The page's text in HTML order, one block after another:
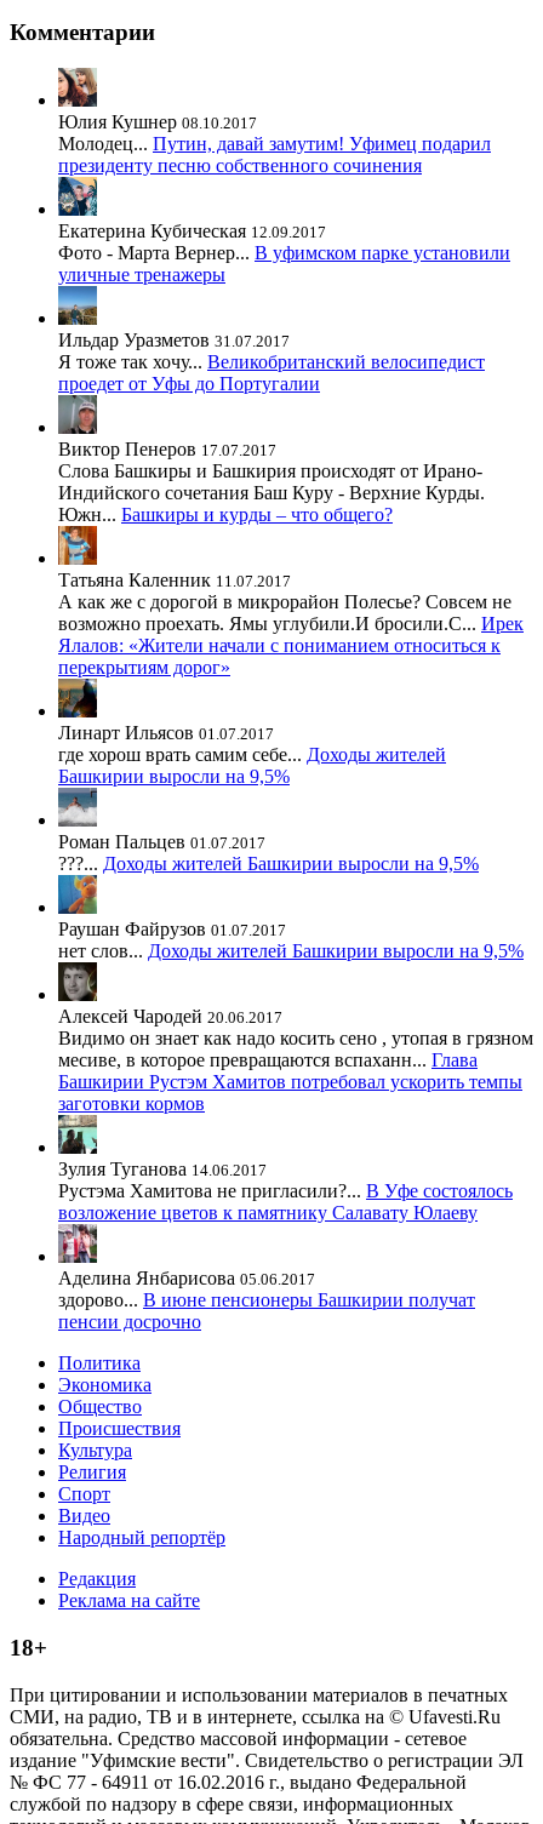
Комментарии
Юлия Кушнер 08.10.2017
Молодец... Путин, давай замутим! Уфимец подарил
президенту песню собственного сочинения
Екатерина Кубическая 12.09.2017
Фото - Марта Вернер... В уфимском парке установили
уличные тренажеры
Ильдар Уразметов 31.07.2017
Я тоже так хочу... Великобританский велосипедист
проедет от Уфы до Португалии
Виктор Пенеров 17.07.2017
Слова Башкиры и Башкирия происходят от Ирано-
Индийского сочетания Баш Куру - Верхние Курды.
Южн... Башкиры и курды – что общего?
Татьяна Каленник 11.07.2017
А как же с дорогой в микрорайон Полесье? Совсем не
возможно проехать. Ямы углубили.И бросили.С... Ирек
Ялалов: «Жители начали с пониманием относиться к
перекрытиям дорог»
Линарт Ильясов 01.07.2017
где хорош врать самим себе... Доходы жителей
Башкирии выросли на 9,5%
Роман Пальцев 01.07.2017
???... Доходы жителей Башкирии выросли на 9,5%
Раушан Файрузов 01.07.2017
нет слов... Доходы жителей Башкирии выросли на 9,5%
Алексей Чародей 20.06.2017
Видимо он знает как надо косить сено , утопая в грязном
месиве, в которое превращаются вспаханн... Глава
Башкирии Рустэм Хамитов потребовал ускорить темпы
заготовки кормов
Зулия Туганова 14.06.2017
Рустэма Хамитова не пригласили?... В Уфе состоялось
возложение цветов к памятнику Салавату Юлаеву
Аделина Янбарисова 05.06.2017
здорово... В июне пенсионеры Башкирии получат
пенсии досрочно
Политика
Экономика
Общество
Происшествия
Культура
Религия
Спорт
Видео
Народный репортёр
Редакция
Реклама на сайте
18+
При цитировании и использовании материалов в печатных
СМИ, на радио, ТВ и в интернете, ссылка на © Ufavesti.Ru
обязательна. Средство массовой информации - сетевое
издание "Уфимские вести". Свидетельство о регистрации ЭЛ
№ ФС 77 - 64911 от 16.02.2016 г., выдано Федеральной
службой по надзору в сфере связи, информационных